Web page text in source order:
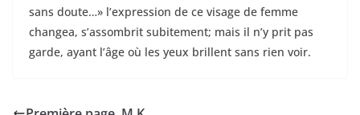
sans doute…» l’expression de ce visage de femme
changea, s’assombrit subitement; mais il n’y prit pas
garde, ayant l’âge où les yeux brillent sans rien voir.